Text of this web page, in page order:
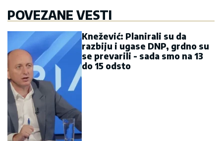
POVEZANE VESTI
Knežević: Planirali su da
razbiju i ugase DNP, grdno su
se prevarili - sada smo na 13
do 15 odsto